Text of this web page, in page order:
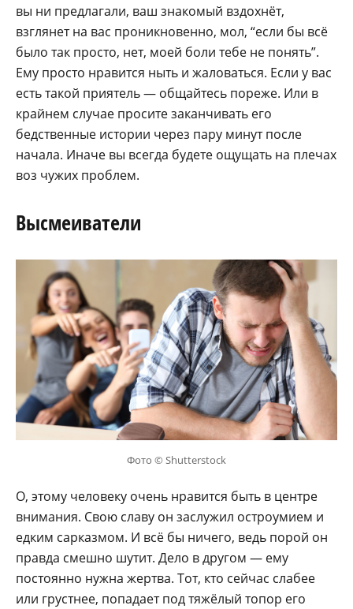
вы ни предлагали, ваш знакомый вздохнёт,
взглянет на вас проникновенно, мол, “если бы всё
было так просто, нет, моей боли тебе не понять”.
Ему просто нравится ныть и жаловаться. Если у вас
есть такой приятель — общайтесь пореже. Или в
крайнем случае просите заканчивать его
бедственные истории через пару минут после
начала. Иначе вы всегда будете ощущать на плечах
воз чужих проблем.
Высмеиватели
Фото © Shutterstock
О, этому человеку очень нравится быть в центре
внимания. Свою славу он заслужил остроумием и
едким сарказмом. И всё бы ничего, ведь порой он
правда смешно шутит. Дело в другом — ему
постоянно нужна жертва. Тот, кто сейчас слабее
или грустнее, попадает под тяжёлый топор его